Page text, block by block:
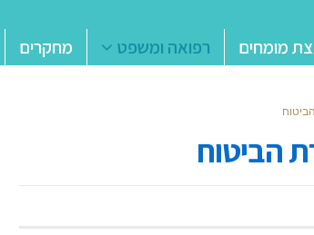
מומחים רפואה ומשפט מחקרים
הביטוח